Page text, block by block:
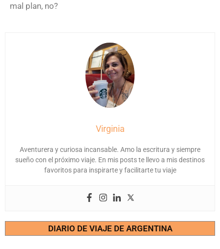
mal plan, no?
Virginia
Aventurera y curiosa incansable. Amo la escritura y siempre
sueño con el próximo viaje. En mis posts te llevo a mis destinos
favoritos para inspirarte y facilitarte tu viaje
DIARIO DE VIAJE DE ARGENTINA